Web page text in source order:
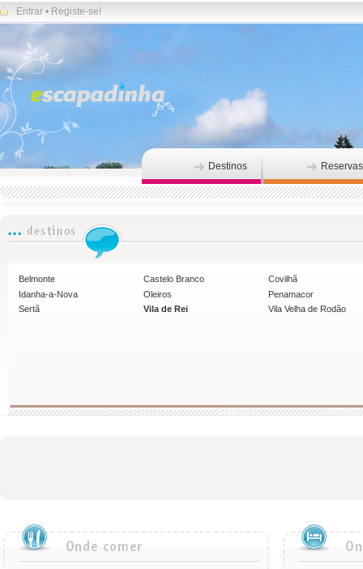
Entrar • Registe-se!
Destinos Reservas
Belmonte Castelo Branco
Covilhã
Idanha-a-Nova
Oleiros
Penamacor
Sertã
Vila de Rei Vila Velha de Rodão